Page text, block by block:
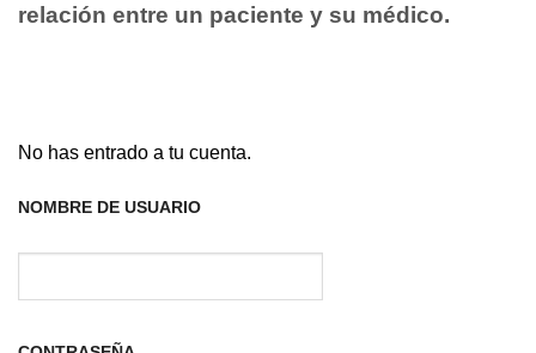
relación entre un paciente y su médico.
No has entrado a tu cuenta.
NOMBRE DE USUARIO